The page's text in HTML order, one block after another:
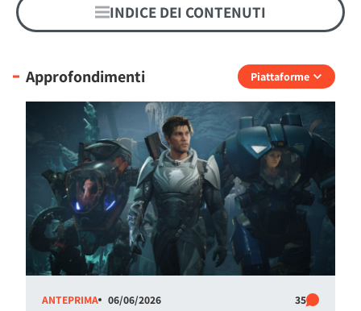
INDICE DEI CONTENUTI
Approfondimenti Piattaforme
ANTEPRIMA 06/06/2026 35